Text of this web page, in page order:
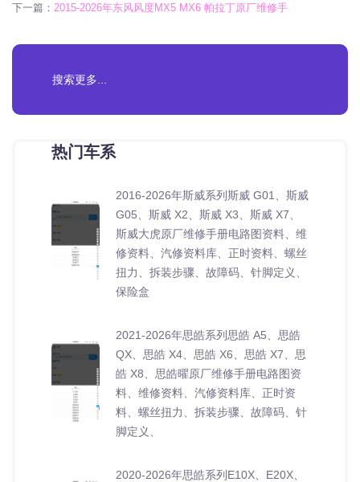
下一篇： 2015-2026年东风风度MX5 MX6 帕拉丁原厂维修手
热门车系
2016-2026年斯威系列斯威 G01、斯威
G05、斯威 X2、斯威 X3、斯威 X7、
斯威大虎原厂维修手册电路图资料、维
修资料、汽修资料库、正时资料、螺丝
扭力、拆装步骤、故障码、针脚定义、
保险盒
2021-2026年思皓系列思皓 A5、思皓
QX、思皓 X4、思皓 X6、思皓 X7、思
皓 X8、思皓曜原厂维修手册电路图资
料、维修资料、汽修资料库、正时资
料、螺丝扭力、拆装步骤、故障码、针
脚定义、
2020-2026年思皓系列E10X、E20X、